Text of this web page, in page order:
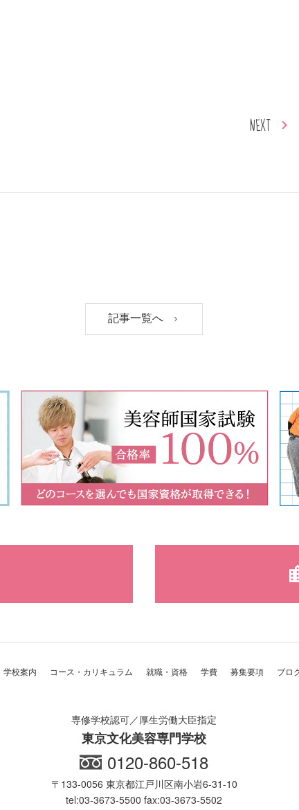
NEXT
記事一覧へ
学校案内 コース・カリキュラム 就職・資格 学費 募集要項 ブロ
専修学校認可／厚生労働大臣指定
東京文化美容専門学校
0120-860-518
〒133-0056 東京都江戸川区南小岩6-31-10
tel:03-3673-5500 fax:03-3673-5502